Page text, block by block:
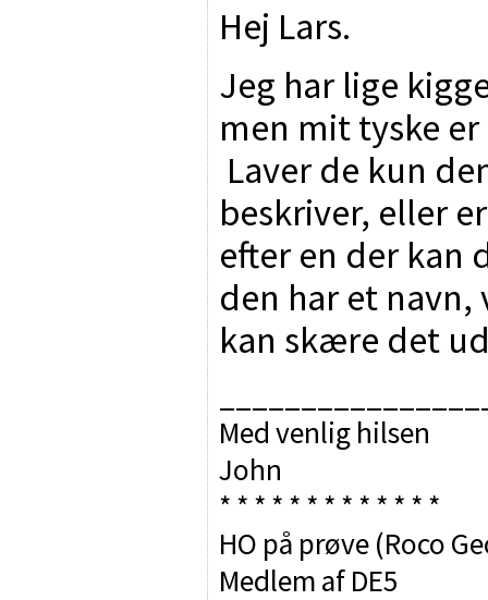
Hej Lars.
Jeg har lige
men mit tyske
Laver de kun
beskriver, eller
efter en der kan
den har et
kan skære det
Med venlig hilsen
John
* * * * * * * * * * * * *
HO på prøve (Roco
Medlem af DE5